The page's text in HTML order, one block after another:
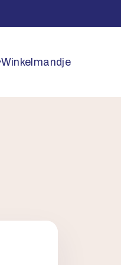
Winkelmandje